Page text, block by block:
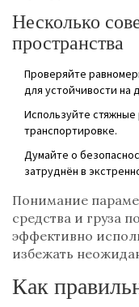
Несколько
пространства
Проверяйте
для устойчивости на
Используйте
транспортировке.
Думайте о
затруднён в
Понимание
средства и груза
эффективно
избежать
Как